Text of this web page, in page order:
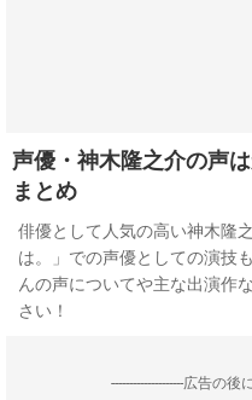
声優・神木隆之介の声
まとめ
俳優として人気の高い神木隆
は。」での声優としての演技
んの声についてや主な出演作
さい！
--------------------広告の後